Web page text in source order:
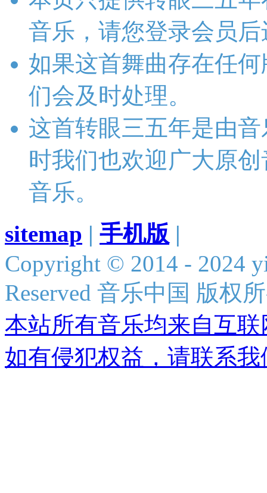
音乐，请您登录会员
如果这首舞曲存在任
们会及时处理。
这首转眼三五年是由
时我们也欢迎广大原
音乐。
sitemap | 手机版 |
Copyright © 2014 - 2024
Reserved 音乐中国 版权
本站所有音乐均来自互
如有侵犯权益，请联系